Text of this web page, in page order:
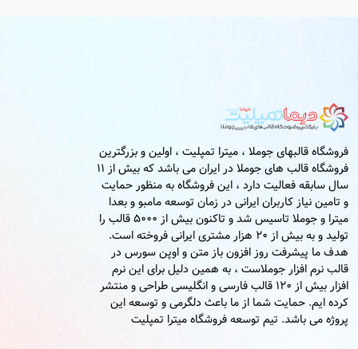
فروشگاه قالبهای جوملا ، میترا تمپلیت ، اولین و بزرگترین
فروشگاه قالب های جوملا در ایران می باشد که بیش از 11
سال سابقه فعالیت دارد ، این فروشگاه به منظور حمایت
و تامین نیاز کاربران ایرانی در زمان توسعه مامبو و بعدا
میترا و جوملا تاسیس شد و تاکنون بیش از 5000 قالب را
تولید و به بیش از 20 هزار مشتری ایرانی فروخته است.
هدف ما پیشرفت روز افزون باز متن و اوپن سورس در
قالب نرم افزار جوملاست ، به همین دلیل برای این نرم
افزار بیش از 120 قالب فارسی و انگلیسی طراحی و منتشر
کرده ایم. حمایت شما از ما باعث دلگرمی و توسعه این
پروژه می باشد. تیم توسعه فروشگاه میترا تمپلیت